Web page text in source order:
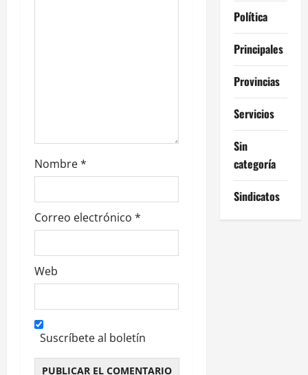
a
s
Nombre*
Correo electrónico *
Web
Suscríbete al boletín
Política
Principales
Provincias
Servicios
Sin
categoría
Sindicatos